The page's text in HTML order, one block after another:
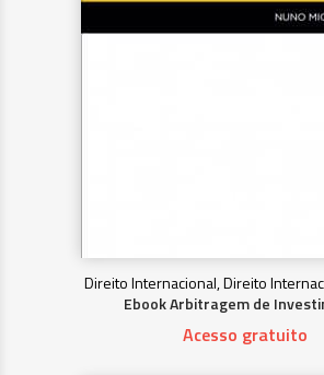
Direito Internacional, Direito
Ebook Arbitragem de
Acesso gratuito